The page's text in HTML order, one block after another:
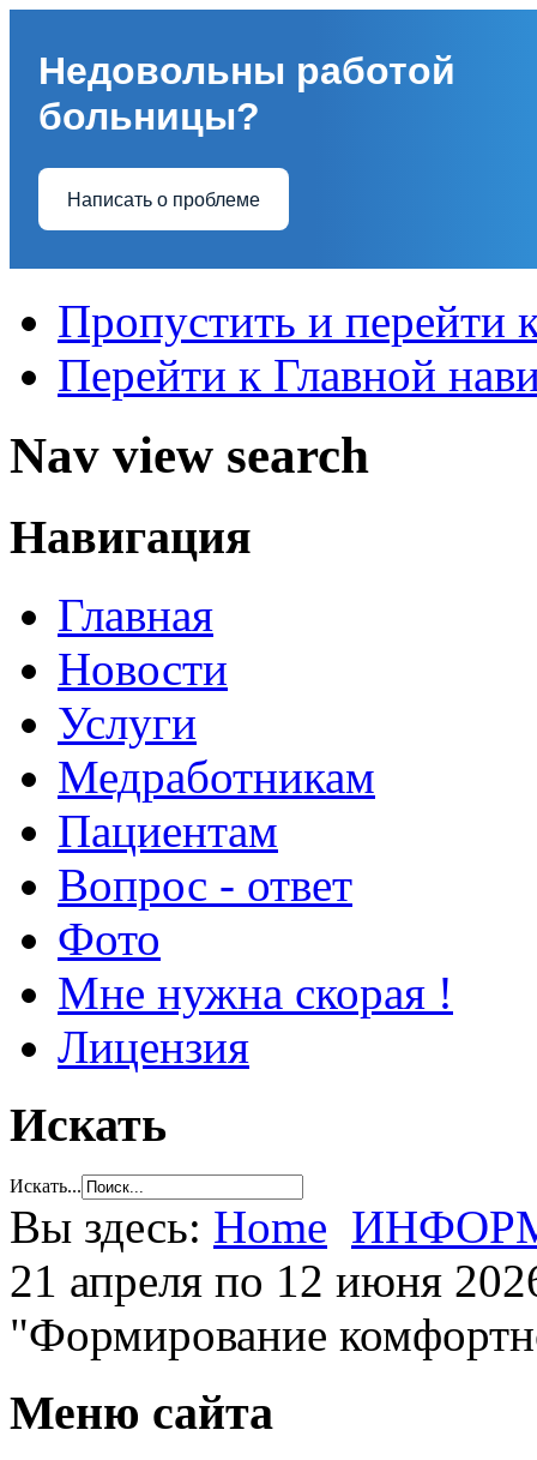
Недовольны работой
больницы?
Написать о проблеме
Пропустить и перейти
Перейти к Главной
Nav view search
Навигация
Главная
Новости
Услуги
Медработникам
Пациентам
Вопрос - ответ
Фото
Мне нужна скорая !
Лицензия
Искать
Искать...
Вы здесь: Home
21 апреля по 12 июня
"Формирование
Меню сайта